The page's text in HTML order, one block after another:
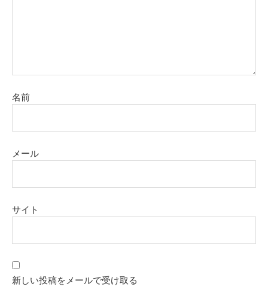
名前
メール
サイト
新しい投稿をメールで受け取る